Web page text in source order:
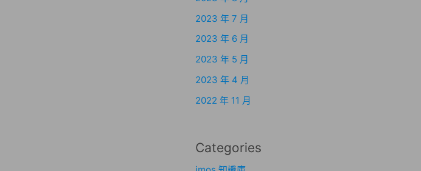
2023 年 7 月
2023 年 6 月
2023 年 5 月
2023 年 4 月
2022 年 11 月
Categories